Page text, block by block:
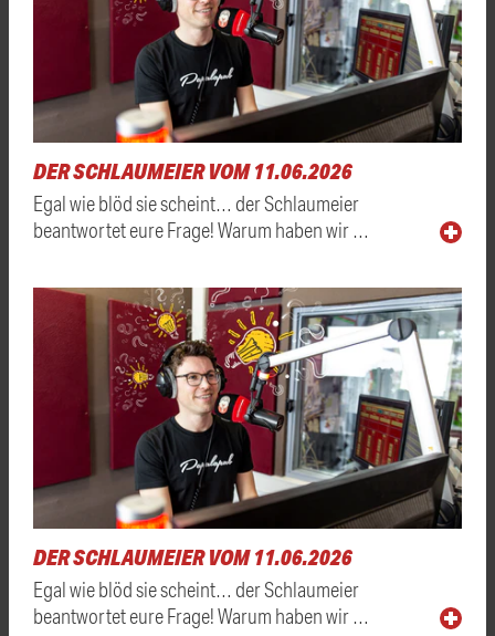
DER SCHLAUMEIER VOM 11.06.2026
Egal wie blöd sie scheint… der Schlaumeier
beantwortet eure Frage! Warum haben wir …
DER SCHLAUMEIER VOM 11.06.2026
Egal wie blöd sie scheint… der Schlaumeier
beantwortet eure Frage! Warum haben wir …